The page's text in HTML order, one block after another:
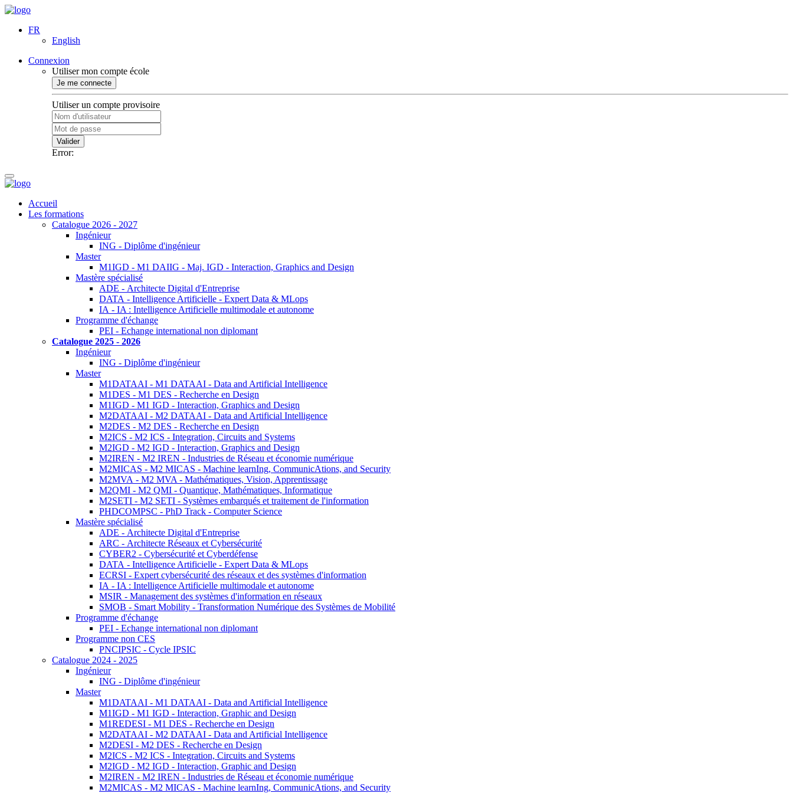
FR
English
Connexion
Utiliser mon compte école
Je me connecte
Utiliser un compte provisoire
Valider
Error:
Accueil
Les formations
Catalogue 2026 - 2027
Ingénieur
ING - Diplôme d'ingénieur
Master
M1IGD - M1 DAIIG - Maj. IGD - Interaction, Graphics and Design
Mastère spécialisé
ADE - Architecte Digital d'Entreprise
DATA - Intelligence Artificielle - Expert Data & MLops
IA - IA : Intelligence Artificielle multimodale et autonome
Programme d'échange
PEI - Echange international non diplomant
Catalogue 2025 - 2026
Ingénieur
ING - Diplôme d'ingénieur
Master
M1DATAAI - M1 DATAAI - Data and Artificial Intelligence
M1DES - M1 DES - Recherche en Design
M1IGD - M1 IGD - Interaction, Graphics and Design
M2DATAAI - M2 DATAAI - Data and Artificial Intelligence
M2DES - M2 DES - Recherche en Design
M2ICS - M2 ICS - Integration, Circuits and Systems
M2IGD - M2 IGD - Interaction, Graphics and Design
M2IREN - M2 IREN - Industries de Réseau et économie numérique
M2MICAS - M2 MICAS - Machine learnIng, CommunicAtions, and Security
M2MVA - M2 MVA - Mathématiques, Vision, Apprentissage
M2QMI - M2 QMI - Quantique, Mathématiques, Informatique
M2SETI - M2 SETI - Systèmes embarqués et traitement de l'information
PHDCOMPSC - PhD Track - Computer Science
Mastère spécialisé
ADE - Architecte Digital d'Entreprise
ARC - Architecte Réseaux et Cybersécurité
CYBER2 - Cybersécurité et Cyberdéfense
DATA - Intelligence Artificielle - Expert Data & MLops
ECRSI - Expert cybersécurité des réseaux et des systèmes d'information
IA - IA : Intelligence Artificielle multimodale et autonome
MSIR - Management des systèmes d'information en réseaux
SMOB - Smart Mobility - Transformation Numérique des Systèmes de Mobilité
Programme d'échange
PEI - Echange international non diplomant
Programme non CES
PNCIPSIC - Cycle IPSIC
Catalogue 2024 - 2025
Ingénieur
ING - Diplôme d'ingénieur
Master
M1DATAAI - M1 DATAAI - Data and Artificial Intelligence
M1IGD - M1 IGD - Interaction, Graphic and Design
M1REDESI - M1 DES - Recherche en Design
M2DATAAI - M2 DATAAI - Data and Artificial Intelligence
M2DESI - M2 DES - Recherche en Design
M2ICS - M2 ICS - Integration, Circuits and Systems
M2IGD - M2 IGD - Interaction, Graphic and Design
M2IREN - M2 IREN - Industries de Réseau et économie numérique
M2MICAS - M2 MICAS - Machine learnIng, CommunicAtions, and Security